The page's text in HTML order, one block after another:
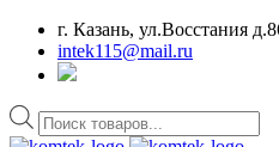
г. Казань, ул.Восстания
intek115@mail.ru
Поиск
товаров